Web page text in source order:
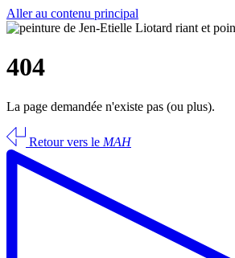
Aller au contenu principal
404
La page demandée n'existe pas (ou plus).
Retour vers le MAH